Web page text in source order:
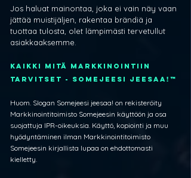
Jos haluat mainontaa, joka ei vain näy vaan
jättää muistijäljen, rakentaa brändiä ja
tuottaa tulosta, olet lämpimästi tervetullut
asiakkaaksemme.
Kaikki mitä markkinointiin
tarvitset - SOMEJEESI JEESAA!™
Huom. Slogan Somejeesi jeesaa! on rekisteröity
Markkinointitoimisto Somejeesin käyttöön ja osa
suojattuja IPR-oikeuksia. Käyttö, kopiointi ja muu
hyödyntäminen ilman Markkinointitoimisto
Somejeesin kirjallista lupaa on ehdottomasti
kielletty.